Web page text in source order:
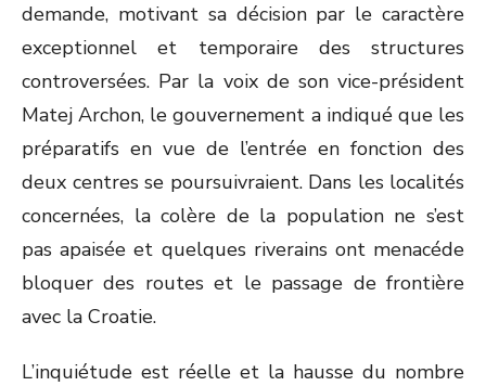
demande, motivant sa décision par le caractère
exceptionnel et temporaire des structures
controversées. Par la voix de son vice-président
Matej Archon, le gouvernement a indiqué que les
préparatifs en vue de l’entrée en fonction des
deux centres se poursuivraient. Dans les localités
concernées, la colère de la population ne s’est
pas apaisée et quelques riverains ont menacéde
bloquer des routes et le passage de frontière
avec la Croatie.
L’inquiétude est réelle et la hausse du nombre